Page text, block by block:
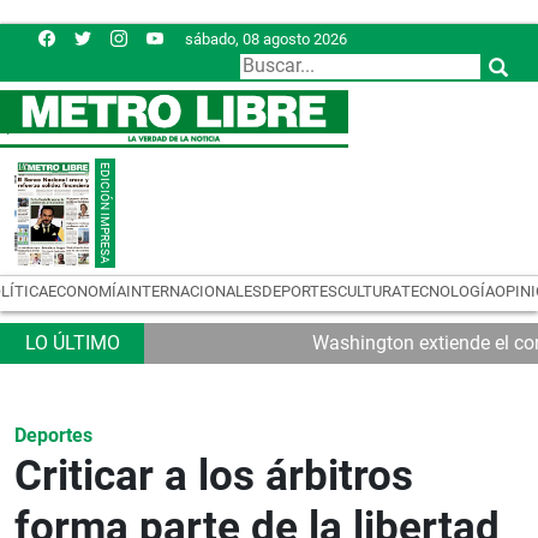
sábado, 08 agosto 2026
ECONOMÍAINTERNACIONALESDEPORTESCULTURATECNOLOGÍA
Washington extiende el
Deportes
Criticar a los árbitros
forma parte de la libertad